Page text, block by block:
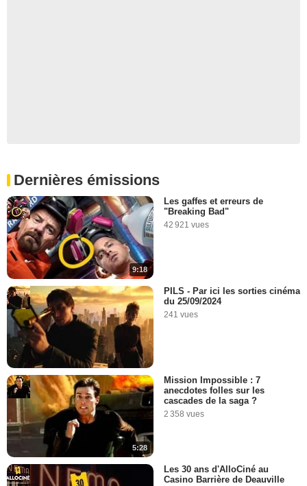
Dernières émissions
9:18
Les gaffes et erreurs de
"Breaking Bad"
42 921 vues
PILS - Par ici les sorties cinéma
du 25/09/2024
241 vues
5:28
Mission Impossible : 7
anecdotes folles sur les
cascades de la saga ?
2 358 vues
Les 30 ans d'AlloCiné au
Casino Barrière de Deauville